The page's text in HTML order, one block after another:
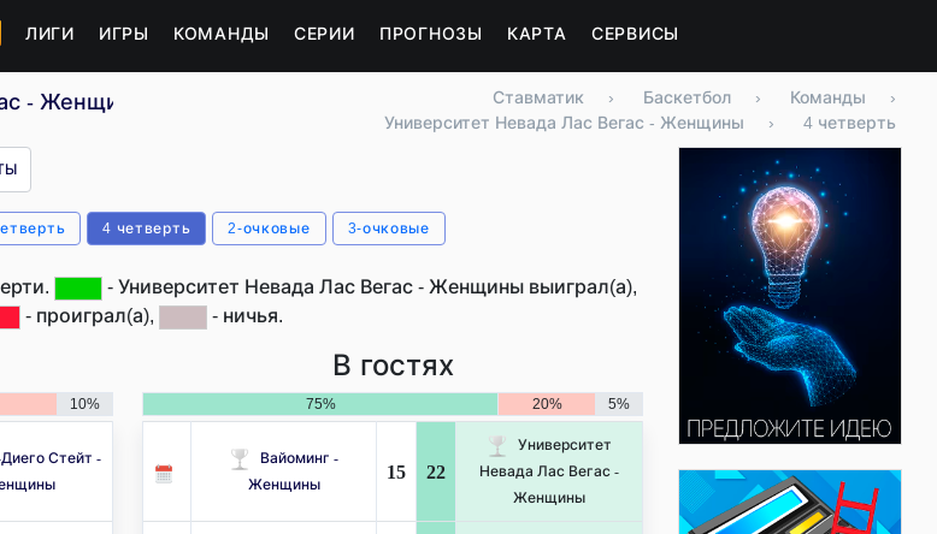
ЛИГИ ИГРЫ КОМАНДЫ СЕРИИ ПРОГНОЗЫ КАРТА СЕРВИСЫ
- Женщины (США) Ставматик › Баскетбол › Команды
›
Университет Невада Лас Вегас - Женщины
› 4 четверть
4 четверть 2-очковые 3-очковые
- Университет Невада Лас Вегас - Женщины выиграл(а),
- проиграл(а),
- ничья.
10%
Стейт -
В гостях
75% 20% 5%
Вайоминг -
Женщины
15 22
Университет
Невада Лас Вегас -
Женщины